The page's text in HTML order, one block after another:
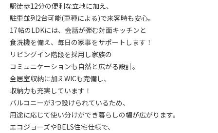
駅徒歩12分の便利な立地に加え、
駐車並列2台可能(車種による)で来客時も安心。
17帖のLDKには、会話が弾む対面キッチンと
食洗機を備え、毎日の家事をサポートします！
リビングイン階段を採用し家族の
コミュニケーションも自然と広がる設計。
全居室収納に加えWICも完備し、
収納力も充実しています！
バルコニーが3つ設けられているため、
用途に応じて使い分けができ暮らしの幅が広がります。
エコジョーズやBELS住宅仕様で、